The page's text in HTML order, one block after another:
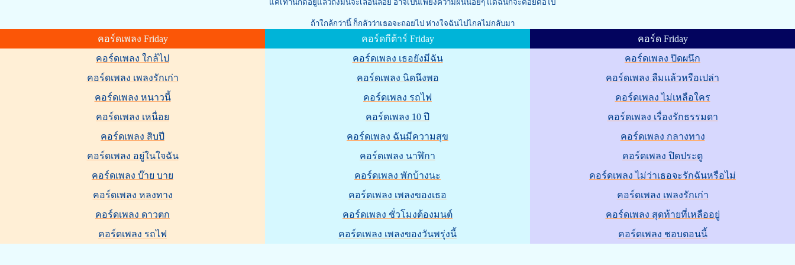
แค่เท่านี้ก็ดีอยู่แล้วถึงมันจะเลื่อนลอย อาจเป็นเพียงความฝันน้อยๆ แต่ฉันก็จะคอยต่อไป
ถ้าใกล้กว่านี้ ก็กลัวว่าเธอจะถอยไป ห่างใจฉันไปไกลไม่กลับมา
คอร์ดเพลง Friday
คอร์ดเพลง ใกล้ไป
คอร์ดเพลง เพลงรักเก่า
คอร์ดเพลง หนาวนี้
คอร์ดเพลง เหนื่อย
คอร์ดเพลง สิบปี
คอร์ดเพลง อยู่ในใจฉัน
คอร์ดเพลง บ๊าย บาย
คอร์ดเพลง หลงทาง
คอร์ดเพลง ดาวตก
คอร์ดเพลง รถไฟ
คอร์ดกีต้าร์ Friday
คอร์ดเพลง เธอยังมีฉัน
คอร์ดเพลง นิดนึงพอ
คอร์ดเพลง รถไฟ
คอร์ดเพลง 10 ปี
คอร์ดเพลง ฉันมีความสุข
คอร์ดเพลง นาฬิกา
คอร์ดเพลง พักบ้างนะ
คอร์ดเพลง เพลงของเธอ
คอร์ดเพลง ชั่วโมงต้องมนต์
คอร์ดเพลง เพลงของวันพรุ่งนี้
คอร์ด Friday
คอร์ดเพลง ปิดผนึก
คอร์ดเพลง ลืมแล้วหรือเปล่า
คอร์ดเพลง ไม่เหลือใคร
คอร์ดเพลง เรื่องรักธรรมดา
คอร์ดเพลง กลางทาง
คอร์ดเพลง ปิดประตู
คอร์ดเพลง ไม่ว่าเธอจะรักฉันหรือไม่
คอร์ดเพลง เพลงรักเก่า
คอร์ดเพลง สุดท้ายที่เหลืออยู่
คอร์ดเพลง ชอบตอนนี้